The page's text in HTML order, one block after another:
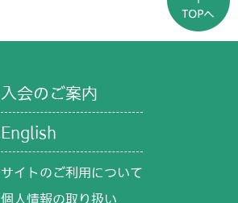
入会のご案内
English
サイトのご利用について
個人情報の取り扱い